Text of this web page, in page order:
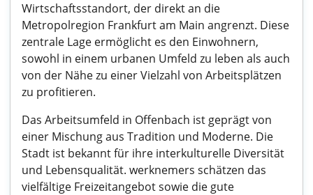
Wirtschaftsstandort, der direkt an die
Metropolregion Frankfurt am Main angrenzt. Diese
zentrale Lage ermöglicht es den Einwohnern,
sowohl in einem urbanen Umfeld zu leben als auch
von der Nähe zu einer Vielzahl von Arbeitsplätzen
zu profitieren.
Das Arbeitsumfeld in Offenbach ist geprägt von
einer Mischung aus Tradition und Moderne. Die
Stadt ist bekannt für ihre interkulturelle Diversität
und Lebensqualität. werknemers schätzen das
vielfältige Freizeitangebot sowie die gute